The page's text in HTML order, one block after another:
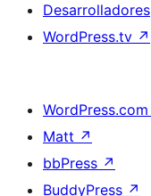
Desarrolladores
WordPress.tv ↗
WordPress.com
Matt ↗
bbPress ↗
BuddyPress ↗